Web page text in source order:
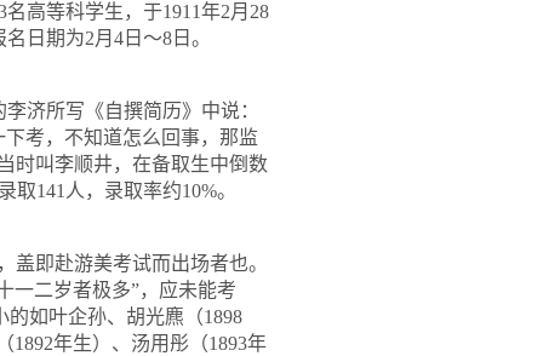
名高等科学生，于1911年2月 28
名日期为2月 4 日～8 日。
济所写《自撰简历》中说：
考，不知道怎么回事，那监
时叫李顺井，在备取生中倒数
取141 人，录取率约10%。
盖即赴游美考试而出场者也。
一二岁者极多”，应未能考
的如叶企孙、胡光麃（1898
1892年生）、汤用彤（1893年